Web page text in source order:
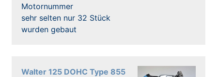
Motornummer
sehr selten nur 32 Stück
wurden gebaut
Walter 125 DOHC Type 855